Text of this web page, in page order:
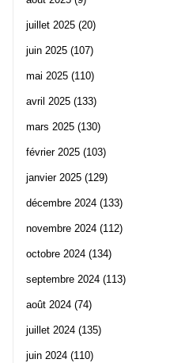
juillet 2025 (20)
juin 2025 (107)
mai 2025 (110)
avril 2025 (133)
mars 2025 (130)
février 2025 (103)
janvier 2025 (129)
décembre 2024 (133)
novembre 2024 (112)
octobre 2024 (134)
septembre 2024 (113)
août 2024 (74)
juillet 2024 (135)
juin 2024 (110)